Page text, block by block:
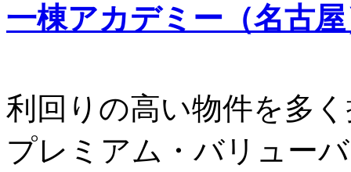
一棟アカデミー（名古
利回りの高い物件を多
プレミアム・バリュー